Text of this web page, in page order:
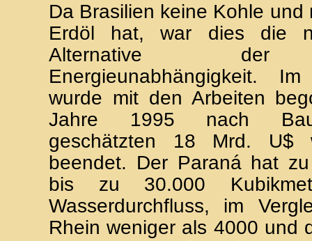
Da Brasilien keine Kohle und
Erdöl hat, war dies die
Alternative der
Energieunabhängigkeit.
wurde mit den Arbeiten
Jahre 1995 nach
geschätzten 18 Mrd. U$
beendet. Der Paraná hat zu
bis zu 30.000
Wasserdurchfluss, im
Rhein weniger als 4000 und